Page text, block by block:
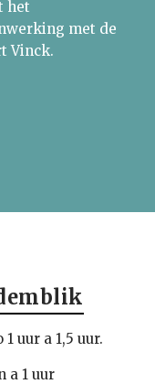
het
met de
Vinck.
uur a 1,5 uur.
a 1 uur